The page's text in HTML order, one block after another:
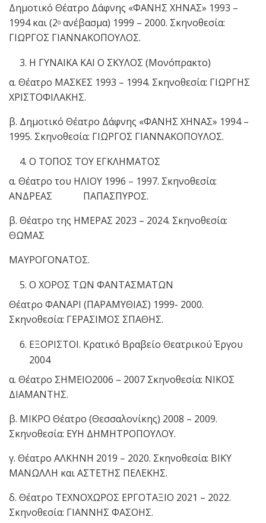
Δημοτικό Θέατρο Δάφνης «ΦΑΝΗΣ ΧΗΝΑΣ» 1993 –
1994 και (2ο ανέβασμα) 1999 – 2000. Σκηνοθεσία:
ΓΙΩΡΓΟΣ ΓΙΑΝΝΑΚΟΠΟΥΛΟΣ.
Η ΓΥΝΑΙΚΑ ΚΑΙ Ο ΣΚΥΛΟΣ (Μονόπρακτο)
α. Θέατρο ΜΑΣΚΕΣ 1993 – 1994. Σκηνοθεσία: ΓΙΩΡΓΗΣ
ΧΡΙΣΤΟΦΙΛΑΚΗΣ.
β. Δημοτικό Θέατρο Δάφνης «ΦΑΝΗΣ ΧΗΝΑΣ» 1994 –
1995. Σκηνοθεσία: ΓΙΩΡΓΟΣ ΓΙΑΝΝΑΚΟΠΟΥΛΟΣ.
Ο ΤΟΠΟΣ ΤΟΥ ΕΓΚΛΗΜΑΤΟΣ
α. Θέατρο του ΗΛΙΟΥ 1996 – 1997. Σκηνοθεσία:
ΑΝΔΡΕΑΣ ΠΑΠΑΣΠΥΡΟΣ.
β. Θέατρο της ΗΜΕΡΑΣ 2023 – 2024. Σκηνοθεσία:
ΘΩΜΑΣ
ΜΑΥΡΟΓΟΝΑΤΟΣ.
Ο ΧΟΡΟΣ ΤΩΝ ΦΑΝΤΑΣΜΑΤΩΝ
Θέατρο ΦΑΝΑΡΙ (ΠΑΡΑΜΥΘΙΑΣ) 1999- 2000.
Σκηνοθεσία: ΓΕΡΑΣΙΜΟΣ ΣΠΑΘΗΣ.
ΕΞΟΡΙΣΤΟΙ. Κρατικό Βραβείο Θεατρικού Έργου
2004
α. Θέατρο ΣΗΜΕΙΟ2006 – 2007 Σκηνοθεσία: ΝΙΚΟΣ
ΔΙΑΜΑΝΤΗΣ.
β. ΜΙΚΡΟ Θέατρο (Θεσσαλονίκης) 2008 – 2009.
Σκηνοθεσία: ΕΥΗ ΔΗΜΗΤΡΟΠΟΥΛΟΥ.
γ. Θέατρο ΑΛΚΗΝΗ 2019 – 2020. Σκηνοθεσία: ΒΙΚΥ
ΜΑΝΩΛΛΗ και ΑΣΤΕΤΗΣ ΠΕΛΕΚΗΣ.
δ. Θέατρο ΤΕΧΝΟΧΩΡΟΣ ΕΡΓΟΤΑΞΙΟ 2021 – 2022.
Σκηνοθεσία: ΓΙΑΝΝΗΣ ΦΑΣΟΗΣ.